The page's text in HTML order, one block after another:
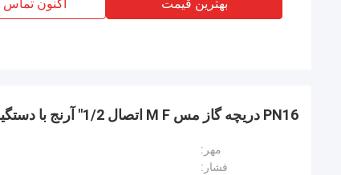
بهترین قیمت اکنون تماس
PN16 دریچه گاز مس M F اتصال 1/2'' آرنج با دستگیره آهن
مهر:
فشار: